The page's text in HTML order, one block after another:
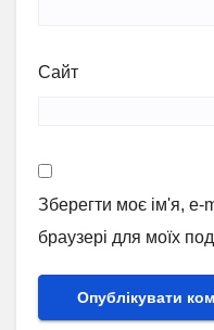
Сайт
Зберегти моє ім'я, e-
браузері для моїх